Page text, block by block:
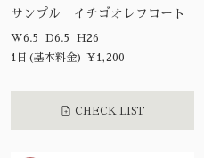
サンプル イチゴオレフロート
W6.5 D6.5 H26
1日(基本料金) ¥1,200
CHECK LIST